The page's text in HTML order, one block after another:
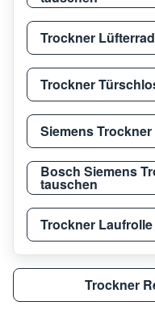
Trockner
Trockner
Siemens
Bosch Siemens
tauschen
Trockner
Trockner